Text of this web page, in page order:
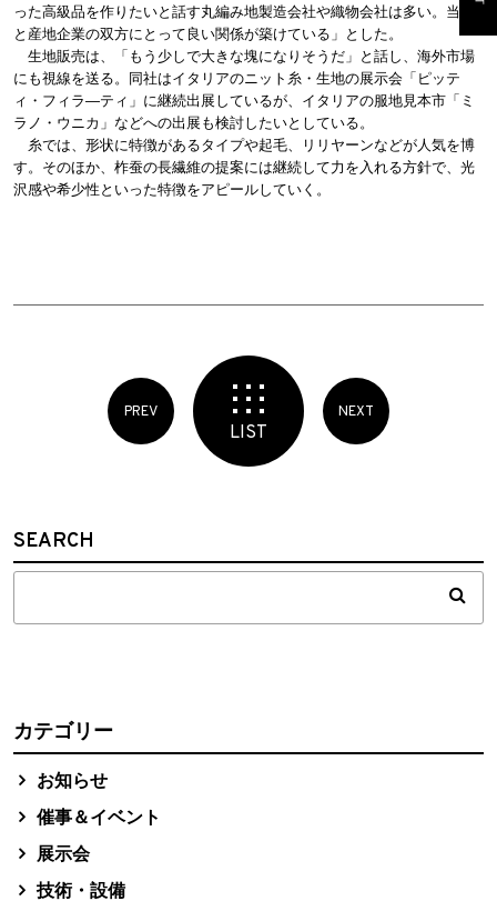
った高級品を作りたいと話す丸編み地製造会社や織物会社は多い。当社
と産地企業の双方にとって良い関係が築けている」とした。
生地販売は、「もう少しで大きな塊になりそうだ」と話し、海外市場
にも視線を送る。同社はイタリアのニット糸・生地の展示会「ピッテ
ィ・フィラ―ティ」に継続出展しているが、イタリアの服地見本市「ミ
ラノ・ウニカ」などへの出展も検討したいとしている。
糸では、形状に特徴があるタイプや起毛、リリヤーンなどが人気を博
す。そのほか、柞蚕の長繊維の提案には継続して力を入れる方針で、光
沢感や希少性といった特徴をアピールしていく。
PREV
LIST
NEXT
SEARCH
カテゴリー
お知らせ
催事＆イベント
展示会
技術・設備